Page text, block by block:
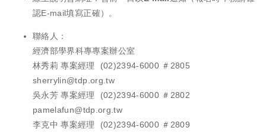
認E-mail填寫正確）。
聯絡人：
經濟部學界科專專案辦公室
林秀莉 專案經理 (02)2394-6000 ＃2805
sherrylin@tdp.org.tw
吳永芳 專案經理 (02)2394-6000 ＃2802
pamelafun@tdp.org.tw
李克中 專案經理 (02)2394-6000 ＃2809